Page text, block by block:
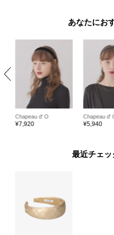
あなたにお
Chapeau d' O
¥7,920
Chapeau d'
¥5,940
最近チェ